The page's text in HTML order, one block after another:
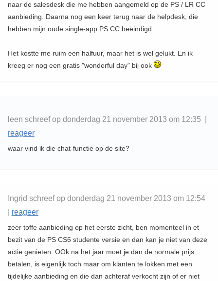
naar de salesdesk die me hebben aangemeld op de PS / LR CC
aanbieding. Daarna nog een keer terug naar de helpdesk, die
hebben mijn oude single-app PS CC beëindigd.
Het kostte me ruim een halfuur, maar het is wel gelukt. En ik
kreeg er nog een gratis "wonderful day" bij ook
leen schreef op donderdag 21 november 2013 om 12:35 |
reageer
waar vind ik die chat-functie op de site?
Ingrid schreef op donderdag 21 november 2013 om 12:54
reageer
zeer toffe aanbieding op het eerste zicht, ben momenteel in et
bezit van de PS CS6 studente versie en dan kan je niet van deze
actie genieten. OOk na het jaar moet je dan de normale prijs
betalen, is eigenlijk toch maar om klanten te lokken met een
tijdelijke aanbieding en die dan achteraf verkocht zijn of er niet